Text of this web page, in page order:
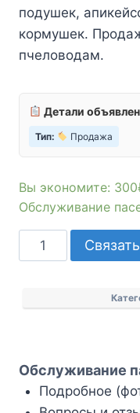
подушек,
кормушек.
пчеловодам.
Детали
Тип: Продажа
Вы экономите:
Обслуживание
Количество
товара
Обслуживание
Подробное